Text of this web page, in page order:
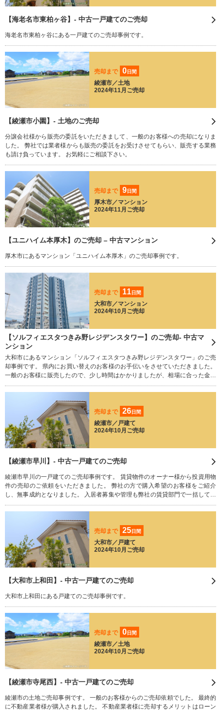
【海老名市東柏ヶ谷】- 中古一戸建てのご売却
海老名市東柏ヶ谷にある一戸建てのご売却事例です。
売却まで 0日間
綾瀬市／土地
2024年11月ご売却
【綾瀬市小園】- 土地のご売却
分譲会社様から販売の委託をいただきまして、一般のお客様への売却になりま
した。 弊社では業者様からも販売の委託をお受けさせてもらい、販売する業務
も請け負っています。 お気軽にご相談下さい。
売却まで 9日間
厚木市／マンション
2024年11月ご売却
【ユニハイム本厚木】のご売却 – 中古マンション
厚木市にあるマンション「ユニハイム本厚木」のご売却事例です。
売却まで 11日間
大和市／マンション
2024年10月ご売却
【ソルフィエスタつきみ野レジデンスタワー】のご売却- 中古マ
ンション
大和市にあるマンション「ソルフィエスタつきみ野レジデンスタワー」のご売
却事例です。 県内にお買い替えのお客様のお手伝いをさせていただきました。
一般のお客様に販売したので、少し時間はかかりましたが、相場に合った金額
で成約となり、買い替え先の物件もお手伝いさせていただき、無事ご成約とな
りました。
売却まで 26日間
綾瀬市／戸建て
2024年10月ご売却
【綾瀬市早川】- 中古一戸建てのご売却
綾瀬市早川の一戸建てのご売却事例です。 賃貸物件のオーナー様から投資用物
件の売却のご依頼をいただきました。 弊社の方で購入希望のお客様をご紹介
し、無事成約となりました。 入居者募集や管理も弊社の賃貸部門で一括して行
わせていただくので、オーナー様にお手間なく、投資用物件の運用ができるの
が強みです。 ぜひ、お任せ下さい！
売却まで 25日間
大和市／戸建て
2024年10月ご売却
【大和市上和田】- 中古一戸建てのご売却
大和市上和田にある戸建てのご売却事例です。
売却まで 0日間
綾瀬市／土地
2024年10月ご売却
【綾瀬市寺尾西】- 中古一戸建てのご売却
綾瀬市の土地ご売却事例です。 一般のお客様からのご売却依頼でした。 最終的
に不動産業者様が購入されました。 不動産業者様に売却するメリットはローン